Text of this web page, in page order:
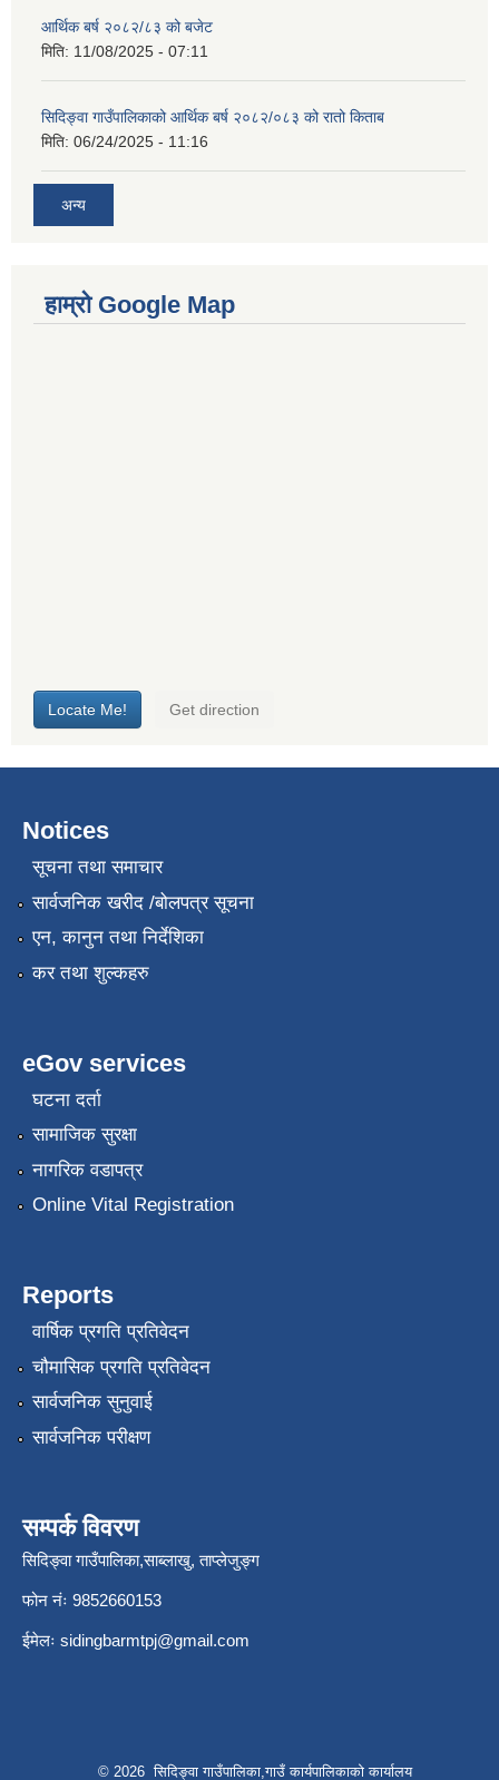
आर्थिक बर्ष २०८२/८३ को बजेट
मिति: 11/08/2025 - 07:11
सिदिङ्वा गाउँपालिकाको आर्थिक बर्ष २०८२/०८३ को रातो किताब
मिति: 06/24/2025 - 11:16
अन्य
हाम्रो Google Map
Notices
सूचना तथा समाचार
सार्वजनिक खरीद /बोलपत्र सूचना
एन, कानुन तथा निर्देशिका
कर तथा शुल्कहरु
eGov services
घटना दर्ता
सामाजिक सुरक्षा
नागरिक वडापत्र
Online Vital Registration
Reports
वार्षिक प्रगति प्रतिवेदन
चौमासिक प्रगति प्रतिवेदन
सार्वजनिक सुनुवाई
सार्वजनिक परीक्षण
सम्पर्क विवरण
सिदिङ्वा गाउँपालिका,साब्लाखु, ताप्लेजुङ्ग
फोन नंः 9852660153
ईमेलः sidingbarmtpj@gmail.com
© 2026 सिदिङ्वा गाउँपालिका,गाउँ कार्यपालिकाको कार्यालय